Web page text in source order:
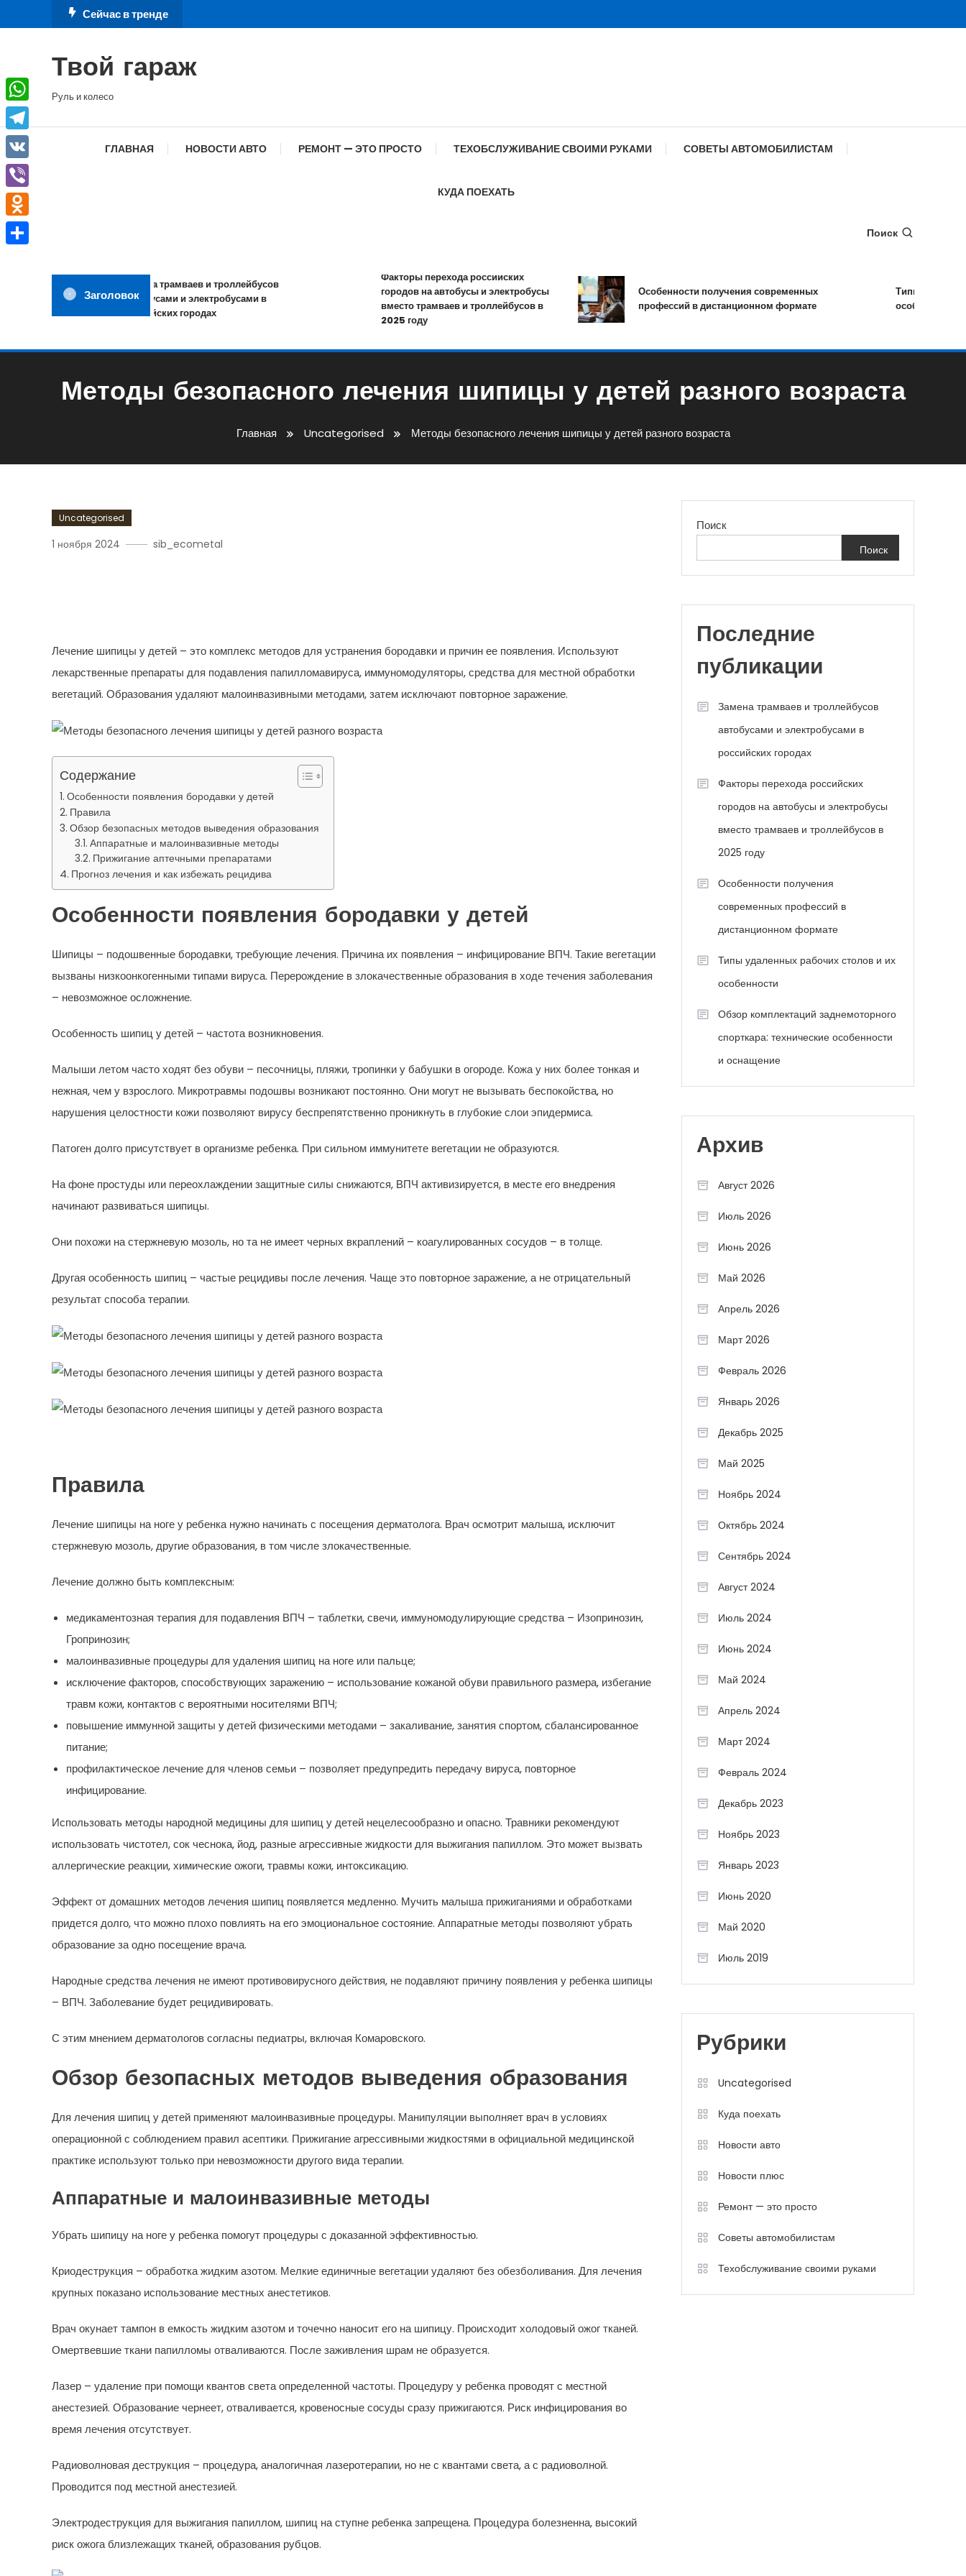
к
Сейчас в тренде
Твой гараж
Руль и колесо
ГЛАВНАЯ НОВОСТИ АВТО РЕМОНТ — ЭТО ПРОСТО ТЕХОБСЛУЖИВАНИЕ СВОИМИ РУКАМИ СОВЕТЫ АВТОМОБИЛИСТАМ
КУДА ПОЕХАТЬ
Поиск
Заголовок
Замена трамваев и троллейбусов
автобусами и электробусами в
российских городах
Факторы перехода российских
городов на автобусы и электробусы
вместо трамваев и троллейбусов в
2025 году
Особенности получения современных
профессий в дистанционном формате
Типы удаленных
особенности
Методы безопасного лечения шипицы у детей разного возраста
Главная Uncategorised Методы безопасного лечения шипицы у детей разного возраста
Uncategorised
1 ноября 2024 sib_ecometal
Лечение шипицы у детей – это комплекс методов для устранения бородавки и причин ее появления. Используют
лекарственные препараты для подавления папилломавируса, иммуномодуляторы, средства для местной обработки
вегетаций. Образования удаляют малоинвазивными методами, затем исключают повторное заражение.
Содержание
Особенности появления бородавки у детей
Правила
Обзор безопасных методов выведения образования
Аппаратные и малоинвазивные методы
Прижигание аптечными препаратами
Прогноз лечения и как избежать рецидива
Особенности появления бородавки у детей
Шипицы – подошвенные бородавки, требующие лечения. Причина их появления – инфицирование ВПЧ. Такие вегетации
вызваны низкоонкогенными типами вируса. Перерождение в злокачественные образования в ходе течения заболевания
– невозможное осложнение.
Особенность шипиц у детей – частота возникновения.
Малыши летом часто ходят без обуви – песочницы, пляжи, тропинки у бабушки в огороде. Кожа у них более тонкая и
нежная, чем у взрослого. Микротравмы подошвы возникают постоянно. Они могут не вызывать беспокойства, но
нарушения целостности кожи позволяют вирусу беспрепятственно проникнуть в глубокие слои эпидермиса.
Патоген долго присутствует в организме ребенка. При сильном иммунитете вегетации не образуются.
На фоне простуды или переохлаждении защитные силы снижаются, ВПЧ активизируется, в месте его внедрения
начинают развиваться шипицы.
Они похожи на стержневую мозоль, но та не имеет черных вкраплений – коагулированных сосудов – в толще.
Другая особенность шипиц – частые рецидивы после лечения. Чаще это повторное заражение, а не отрицательный
результат способа терапии.
Правила
Лечение шипицы на ноге у ребенка нужно начинать с посещения дерматолога. Врач осмотрит малыша, исключит
стержневую мозоль, другие образования, в том числе злокачественные.
Лечение должно быть комплексным:
медикаментозная терапия для подавления ВПЧ – таблетки, свечи, иммуномодулирующие средства – Изопринозин,
Гропринозин;
малоинвазивные процедуры для удаления шипиц на ноге или пальце;
исключение факторов, способствующих заражению – использование кожаной обуви правильного размера, избегание
травм кожи, контактов с вероятными носителями ВПЧ;
повышение иммунной защиты у детей физическими методами – закаливание, занятия спортом, сбалансированное
питание;
профилактическое лечение для членов семьи – позволяет предупредить передачу вируса, повторное
инфицирование.
Использовать методы народной медицины для шипиц у детей нецелесообразно и опасно. Травники рекомендуют
использовать чистотел, сок чеснока, йод, разные агрессивные жидкости для выжигания папиллом. Это может вызвать
аллергические реакции, химические ожоги, травмы кожи, интоксикацию.
Эффект от домашних методов лечения шипиц появляется медленно. Мучить малыша прижиганиями и обработками
придется долго, что можно плохо повлиять на его эмоциональное состояние. Аппаратные методы позволяют убрать
образование за одно посещение врача.
Народные средства лечения не имеют противовирусного действия, не подавляют причину появления у ребенка шипицы
– ВПЧ. Заболевание будет рецидивировать.
С этим мнением дерматологов согласны педиатры, включая Комаровского.
Обзор безопасных методов выведения образования
Для лечения шипиц у детей применяют малоинвазивные процедуры. Манипуляции выполняет врач в условиях
операционной с соблюдением правил асептики. Прижигание агрессивными жидкостями в официальной медицинской
практике используют только при невозможности другого вида терапии.
Аппаратные и малоинвазивные методы
Убрать шипицу на ноге у ребенка помогут процедуры с доказанной эффективностью.
Криодеструкция – обработка жидким азотом. Мелкие единичные вегетации удаляют без обезболивания. Для лечения
крупных показано использование местных анестетиков.
Врач окунает тампон в емкость жидким азотом и точечно наносит его на шипицу. Происходит холодовый ожог тканей.
Омертвевшие ткани папилломы отваливаются. После заживления шрам не образуется.
Лазер – удаление при помощи квантов света определенной частоты. Процедуру у ребенка проводят с местной
анестезией. Образование чернеет, отваливается, кровеносные сосуды сразу прижигаются. Риск инфицирования во
время лечения отсутствует.
Радиоволновая деструкция – процедура, аналогичная лазеротерапии, но не с квантами света, а с радиоволной.
Проводится под местной анестезией.
Электродеструкция для выжигания папиллом, шипиц на ступне ребенка запрещена. Процедура болезненна, высокий
риск ожога близлежащих тканей, образования рубцов.
Поиск
Поиск
Последние
публикации
Замена трамваев и троллейбусов
автобусами и электробусами в
российских городах
Факторы перехода российских
городов на автобусы и электробусы
вместо трамваев и троллейбусов в
2025 году
Особенности получения
современных профессий в
дистанционном формате
Типы удаленных рабочих столов и их
особенности
Обзор комплектаций заднемоторного
спорткара: технические особенности
и оснащение
Архив
Август 2026
Июль 2026
Июнь 2026
Май 2026
Апрель 2026
Март 2026
Февраль 2026
Январь 2026
Декабрь 2025
Май 2025
Ноябрь 2024
Октябрь 2024
Сентябрь 2024
Август 2024
Июль 2024
Июнь 2024
Май 2024
Апрель 2024
Март 2024
Февраль 2024
Декабрь 2023
Ноябрь 2023
Январь 2023
Июнь 2020
Май 2020
Июль 2019
Рубрики
Uncategorised
Куда поехать
Новости авто
Новости плюс
Ремонт — это просто
Советы автомобилистам
Техобслуживание своими руками
WhatsApp
Telegram
VK
Viber
Odnoklassniki